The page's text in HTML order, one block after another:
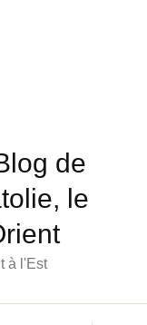
de
le
à l'Est